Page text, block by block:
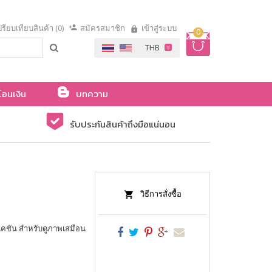
0
รียบเทียบสินค้า (0) สมัครสมาชิก เข้าสู่ระบบ
นเงิน
บทความ
รับประกันสินค้าถึงมือแน่นอน
คชัน สำหรับดูภาพเสมือน
วิธีการสั่งซื้อ